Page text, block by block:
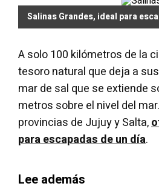
Salinas Grandes, ideal para
A solo 100 kilómetros de la
tesoro natural que deja a
mar de sal que se extiende
metros sobre el nivel del
provincias de Jujuy y Salta,
para escapadas de un día.
Lee además